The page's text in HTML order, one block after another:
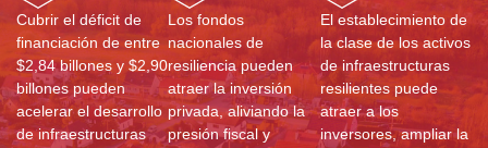
Cubrir el déficit de
financiación de entre
$2,84 billones y $2,90
billones pueden
acelerar el desarrollo
de infraestructuras
Los fondos
nacionales de
resiliencia pueden
atraer la inversión
privada, aliviando la
presión fiscal y
El establecimiento de
la clase de los activos
de infraestructuras
resilientes puede
atraer a los
inversores, ampliar la